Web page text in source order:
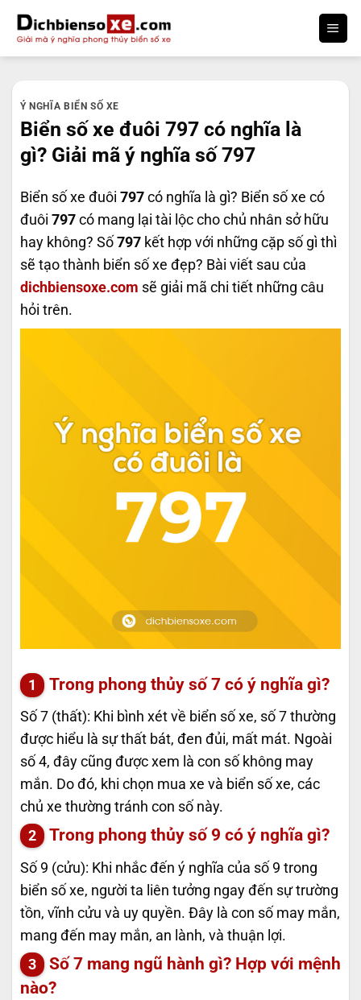
qua
nội
Ý NGHĨA BIỂN SỐ XE
Biển số xe đuôi 797 có nghĩa là
gì? Giải mã ý nghĩa số 797
Biển số xe đuôi 797 có nghĩa là gì? Biển số xe có
đuôi 797 có mang lại tài lộc cho chủ nhân sở hữu
hay không? Số 797 kết hợp với những cặp số gì thì
sẽ tạo thành biển số xe đẹp? Bài viết sau của
dichbiensoxe.com sẽ giải mã chi tiết những câu
hỏi trên.
Trong phong thủy số 7 có ý nghĩa gì?
Số 7 (thất): Khi bình xét về biển số xe, số 7 thường
được hiểu là sự thất bát, đen đủi, mất mát. Ngoài
số 4, đây cũng được xem là con số không may
mắn. Do đó, khi chọn mua xe và biển số xe, các
chủ xe thường tránh con số này.
Trong phong thủy số 9 có ý nghĩa gì?
Số 9 (cửu): Khi nhắc đến ý nghĩa của số 9 trong
biển số xe, người ta liên tưởng ngay đến sự trường
tồn, vĩnh cửu và uy quyền. Đây là con số may mắn,
mang đến may mắn, an lành, và thuận lợi.
Số 7 mang ngũ hành gì? Hợp với mệnh
nào?